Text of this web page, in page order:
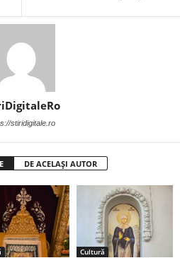
stiridigitale.ro
DE ACELAȘI AUTOR
Cultură